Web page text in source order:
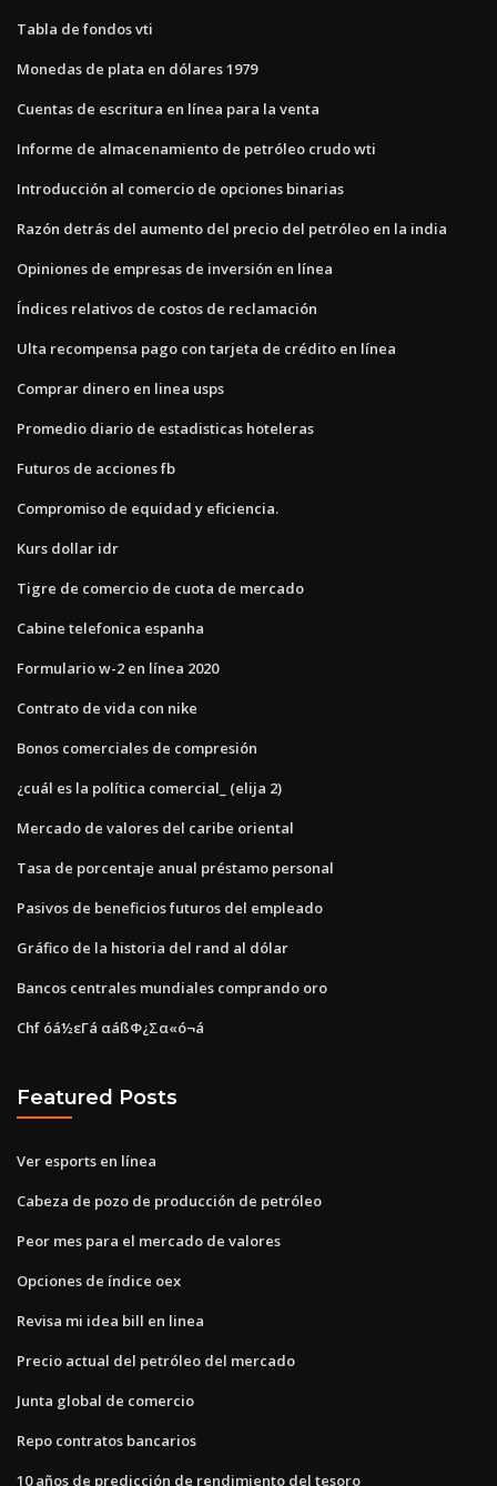
Tabla de fondos vti
Monedas de plata en dólares 1979
Cuentas de escritura en línea para la venta
Informe de almacenamiento de petróleo crudo wti
Introducción al comercio de opciones binarias
Razón detrás del aumento del precio del petróleo en la india
Opiniones de empresas de inversión en línea
Índices relativos de costos de reclamación
Ulta recompensa pago con tarjeta de crédito en línea
Comprar dinero en linea usps
Promedio diario de estadisticas hoteleras
Futuros de acciones fb
Compromiso de equidad y eficiencia.
Kurs dollar idr
Tigre de comercio de cuota de mercado
Cabine telefonica espanha
Formulario w-2 en línea 2020
Contrato de vida con nike
Bonos comerciales de compresión
¿cuál es la política comercial_ (elija 2)
Mercado de valores del caribe oriental
Tasa de porcentaje anual préstamo personal
Pasivos de beneficios futuros del empleado
Gráfico de la historia del rand al dólar
Bancos centrales mundiales comprando oro
Chf óá½εΓá αáßΦ¿Σα«ó¬á
Featured Posts
Ver esports en línea
Cabeza de pozo de producción de petróleo
Peor mes para el mercado de valores
Opciones de índice oex
Revisa mi idea bill en linea
Precio actual del petróleo del mercado
Junta global de comercio
Repo contratos bancarios
10 años de predicción de rendimiento del tesoro